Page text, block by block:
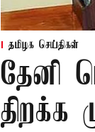
தமிழக செய்திகள்
தேனி